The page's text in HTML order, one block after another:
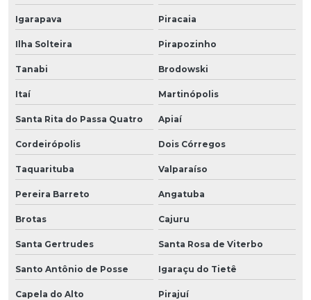
Igarapava Piracaia
Ilha Solteira Pirapozinho
Tanabi Brodowski
Itaí Martinópolis
Santa Rita do Passa Quatro Apiaí
Cordeirópolis Dois Córregos
Taquarituba Valparaíso
Pereira Barreto Angatuba
Brotas Cajuru
Santa Gertrudes Santa Rosa de Viterbo
Santo Antônio de Posse Igaraçu do Tietê
Capela do Alto Pirajuí